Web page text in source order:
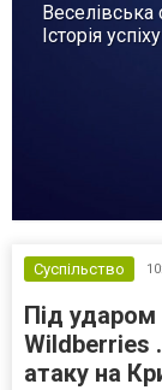
Історія успіху
Суспільство
Під ударом
Wildberries
атаку на